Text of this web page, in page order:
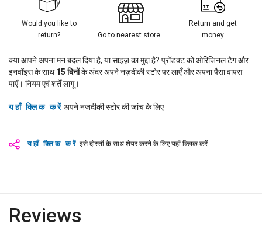
यहाँ क्लिक करें इसे दोस्तों के साथ शेयर करने के लिए यहाँ क्लिक करें
Would you like to
return?
Go to nearest store
Return and get
money
क्या आपने अपना मन बदल दिया है, या साइज़ का मुद्दा है? प्रॉडक्ट को ओरिजिनल टैग और
इनवॉइस के साथ15 दिनोंके अंदर अपने नज़दीकी स्टोर पर लाएँ और अपना पैसा वापस
पाएँ। नियम एवं शर्तें लागू।
यहाँ क्लिक करें अपने नजदीकी स्टोर की जांच के लिए
Reviews